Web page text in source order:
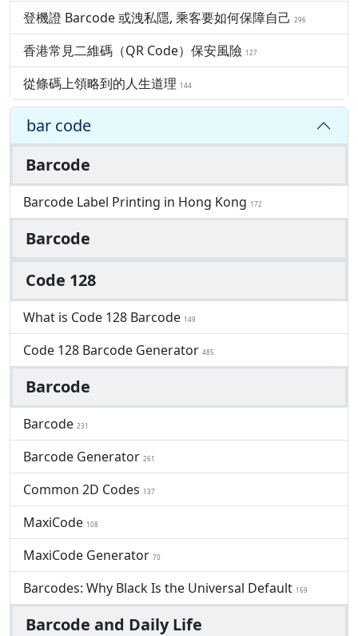
登機證 Barcode 或洩私隱, 乘客要如何保障自己 296
香港常見二維碼（QR Code）保安風險 127
從條碼上領略到的人生道理 144
bar code
Barcode
Barcode Label Printing in Hong Kong 172
Barcode
Code 128
What is Code 128 Barcode 149
Code 128 Barcode Generator 485
Barcode
Barcode 231
Barcode Generator 261
Common 2D Codes 137
MaxiCode 108
MaxiCode Generator 70
Barcodes: Why Black Is the Universal Default 169
Barcode and Daily Life